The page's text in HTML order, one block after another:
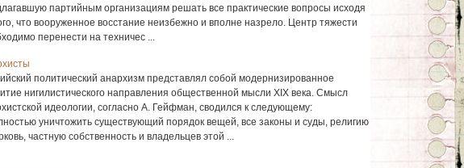
партийным организациям решать все практические вопросы исходя
что вооруженное восстание неизбежно и вполне назрело. Центр тяжести
перенести на техничес ...
политический анархизм представлял собой модернизированное
нигилистического направления общественной мысли XIX века. Смысл
идеологии, согласно А. Гейфман, сводился к следующему:
уничтожить существующий порядок вещей, все законы и суды, религию
частную собственность и владельцев этой ...